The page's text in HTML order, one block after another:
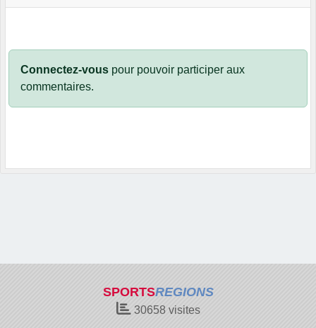
Connectez-vous pour pouvoir participer aux
commentaires.
SPORTSREGIONS
30658visites